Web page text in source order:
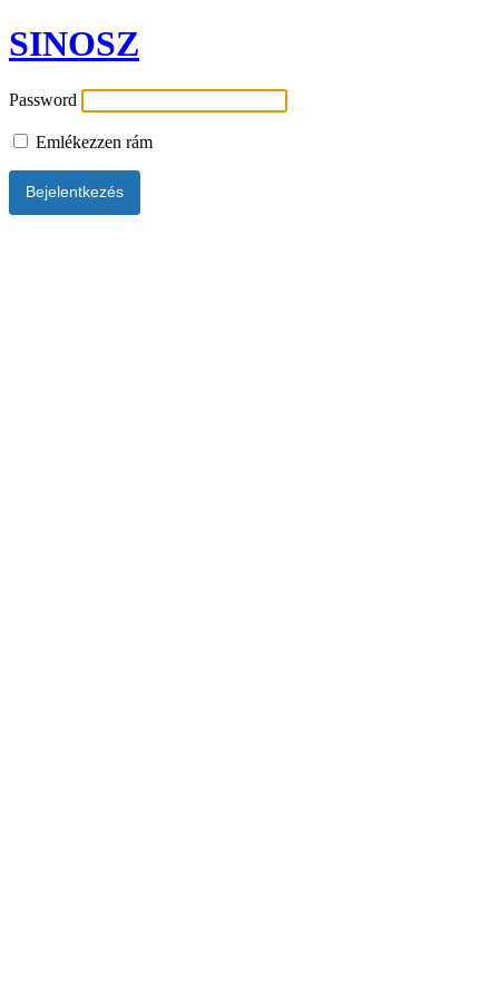
SINOSZ
Password
Emlékezzen rám